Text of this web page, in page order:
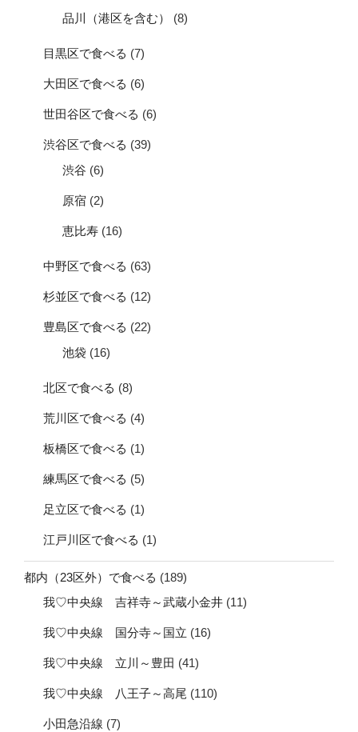
品川（港区を含む） (8)
目黒区で食べる (7)
大田区で食べる (6)
世田谷区で食べる (6)
渋谷区で食べる (39)
渋谷 (6)
原宿 (2)
恵比寿 (16)
中野区で食べる (63)
杉並区で食べる (12)
豊島区で食べる (22)
池袋 (16)
北区で食べる (8)
荒川区で食べる (4)
板橋区で食べる (1)
練馬区で食べる (5)
足立区で食べる (1)
江戸川区で食べる (1)
都内（23区外）で食べる (189)
我♡中央線 吉祥寺～武蔵小金井 (11)
我♡中央線 国分寺～国立 (16)
我♡中央線 立川～豊田 (41)
我♡中央線 八王子～高尾 (110)
小田急沿線 (7)